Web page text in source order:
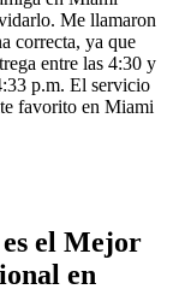
Me llamaron
correcta, ya que
entre las 4:30 y
p.m. El servicio
favorito en Miami
el Mejor
en